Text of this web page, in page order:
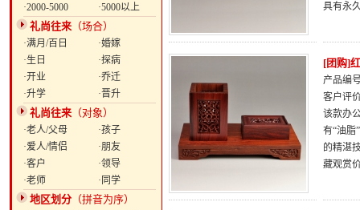
·2000-5000
·5000以上
礼尚往来 （场合）
·满月/百日
·婚嫁
·生日
·探病
·开业
·乔迁
·升学
·晋升
礼尚往来 （对象）
·老人/父母
·孩子
·爱人/情侣
·朋友
·客户
·领导
·老师
·同学
地区划分 （拼音为序）
具有永
[团购]
产品编
客户评
该款办
有“油脂
的精湛
藏观赏